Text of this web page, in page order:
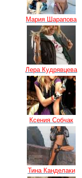
Мария Шарапова
Лера Кудрявцева
Ксения Собчак
Тина Канделаки